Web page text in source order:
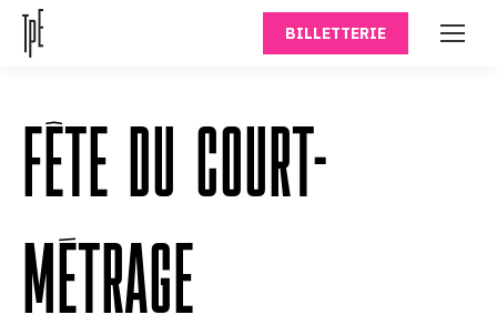
BILLETTERIE
FÊTE DU COURT-
MÉTRAGE